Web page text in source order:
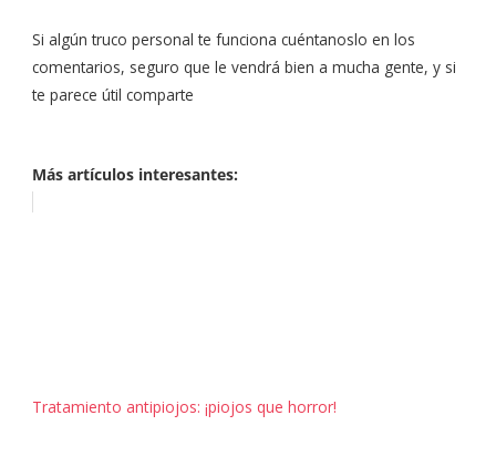
Si algún truco personal te funciona cuéntanoslo en los
comentarios, seguro que le vendrá bien a mucha gente, y si
te parece útil comparte
Más artículos interesantes:
Tratamiento antipiojos: ¡piojos que horror!